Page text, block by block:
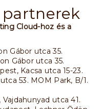
Cloud-hoz és a
Gábor utca 35.
Gábor utca 35.
Kacsa utca 15-23.
53. MOM Park, B/1.
utca 41.